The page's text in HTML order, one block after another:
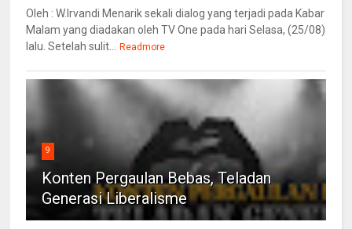
Oleh : W.Irvandi Menarik sekali dialog yang terjadi pada Kabar
Malam yang diadakan oleh TV One pada hari Selasa, (25/08)
lalu. Setelah sulit...
Readmore
9
Konten Pergaulan Bebas, Teladan
Generasi Liberalisme